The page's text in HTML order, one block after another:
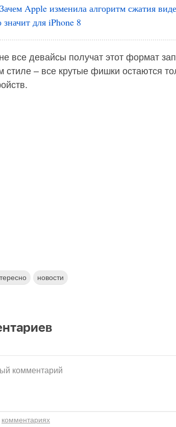
Зачем Apple изменила алгоритм сжатия
для iPhone 8
все девайсы получат этот формат
стиле – все крутые фишки остаются
новости
комментариях